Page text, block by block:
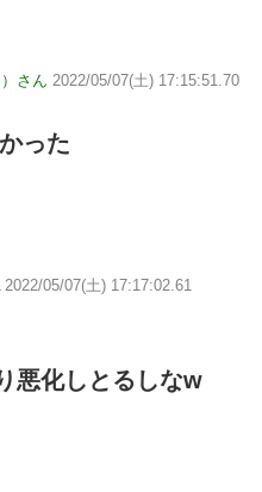
さん 2022/05/07(土) 17:15:51.70
った
2022/05/07(土) 17:17:02.61
悪化しとるしなw